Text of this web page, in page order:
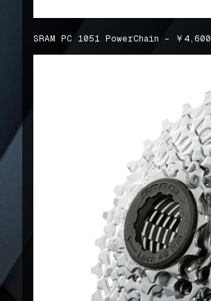
SRAM PC 1051 PowerChain – ￥4,600